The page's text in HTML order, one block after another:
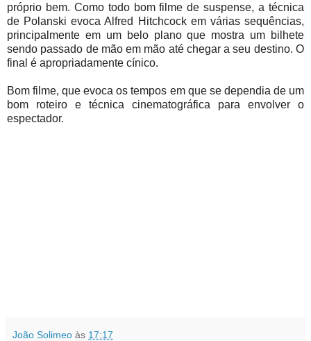
próprio bem. Como todo bom filme de suspense, a técnica
de Polanski evoca Alfred Hitchcock em várias sequências,
principalmente em um belo plano que mostra um bilhete
sendo passado de mão em mão até chegar a seu destino. O
final é apropriadamente cínico.
Bom filme, que evoca os tempos em que se dependia de um
bom roteiro e técnica cinematográfica para envolver o
espectador.
João Solimeo às 17:17